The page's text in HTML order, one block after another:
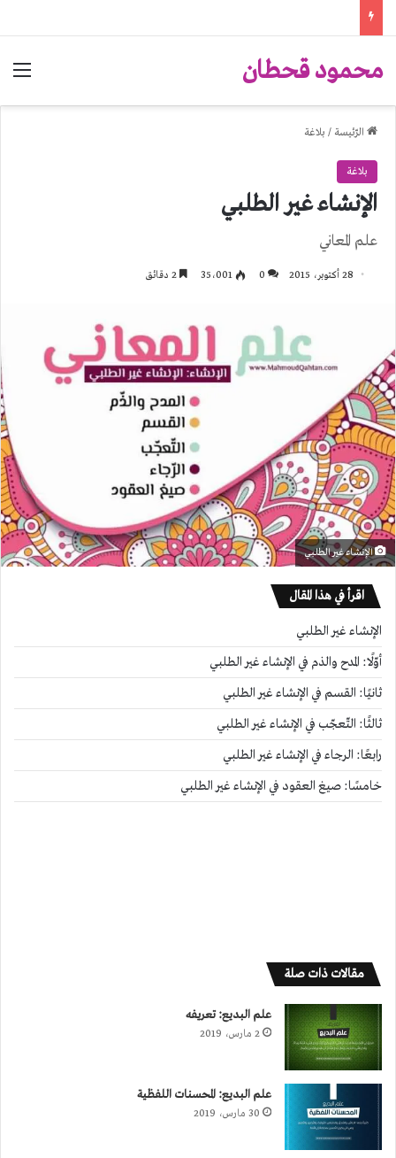
محمود قحطان
الرّئيسة / بلاغة
بلاغة
الإنشاء غير الطلبي
علم المعاني
28 أكتوبر، 2015 0 35٬001
الإنشاء غير الطلبي
اقرأ في هذا المقال
الإنشاء غير الطلبي
أوّلًا: المدح والذم في الإنشاء غير الطلبي
ثانيًا: القسم في الإنشاء غير الطلبي
ثالثًا: التّعجّب في الإنشاء غير الطلبي
رابعًا: الرجاء في الإنشاء غير الطلبي
خامسًا: صيغ العقود في الإنشاء غير الطلبي
مقالات ذات صلة
علم البديع: تعريفه
2 مارس، 2019
علم البديع: المحسنات اللفظية
30 مارس، 2019